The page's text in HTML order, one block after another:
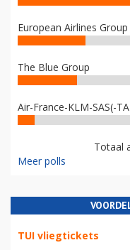
European Airlines Group
The Blue Group
Air-France-KLM-SAS(-
Totaal
Meer polls
TUI vliegtickets